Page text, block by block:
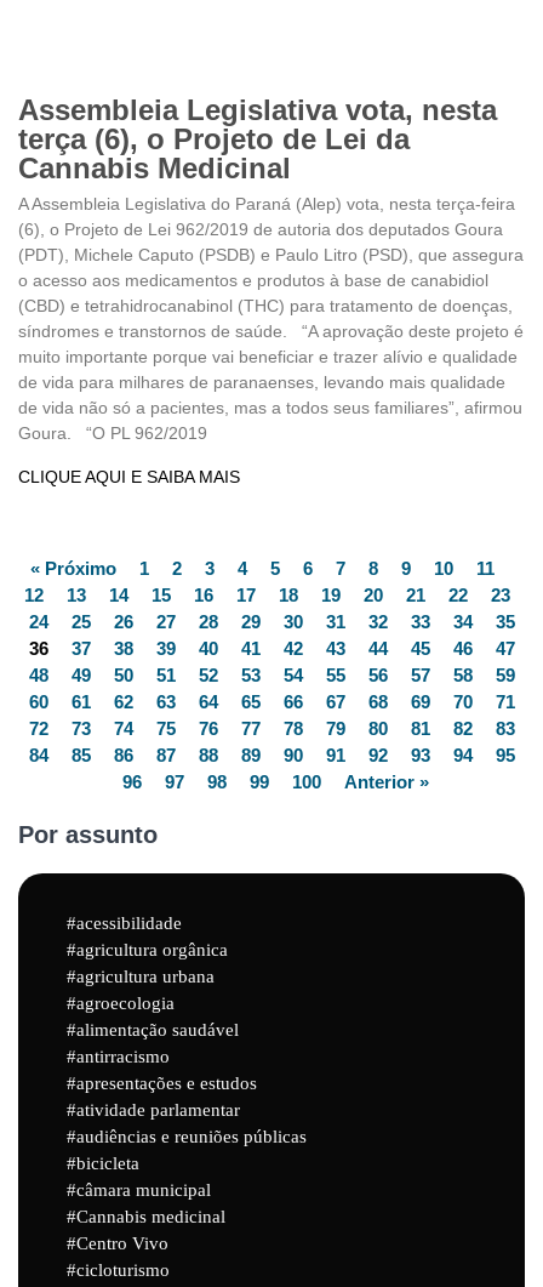
Assembleia Legislativa vota, nesta
terça (6), o Projeto de Lei da
Cannabis Medicinal
A Assembleia Legislativa do Paraná (Alep) vota, nesta terça-feira
(6), o Projeto de Lei 962/2019 de autoria dos deputados Goura
(PDT), Michele Caputo (PSDB) e Paulo Litro (PSD), que assegura
o acesso aos medicamentos e produtos à base de canabidiol
(CBD) e tetrahidrocanabinol (THC) para tratamento de doenças,
síndromes e transtornos de saúde. “A aprovação deste projeto é
muito importante porque vai beneficiar e trazer alívio e qualidade
de vida para milhares de paranaenses, levando mais qualidade
de vida não só a pacientes, mas a todos seus familiares”, afirmou
Goura. “O PL 962/2019
CLIQUE AQUI E SAIBA MAIS
« Próximo 1 2 3 4 5 6 7 8 9 10
11
12
13 14 15 16 17 18 19 20 21 22
23
24
25 26 27 28 29 30 31 32 33 34
35
36
37 38 39 40 41 42 43 44 45 46
47
48
49 50 51 52 53 54 55 56 57 58
59
60
61 62 63 64 65 66 67 68 69 70
71
72
73 74 75 76 77 78 79 80 81 82
83
84
85 86 87 88 89 90 91 92 93 94
95
96
97 98 99 100 Anterior »
Por assunto
acessibilidade
agricultura orgânica
agricultura urbana
agroecologia
alimentação saudável
antirracismo
apresentações e estudos
atividade parlamentar
audiências e reuniões públicas
bicicleta
câmara municipal
Cannabis medicinal
Centro Vivo
cicloturismo